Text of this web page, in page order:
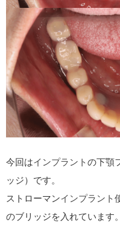
今回はインプラントの下顎
ッジ）です。
ストローマンインプラント
のブリッジを入れています。